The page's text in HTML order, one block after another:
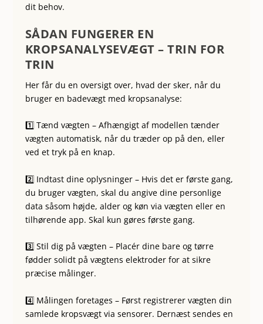
dit behov.
SÅDAN FUNGERER EN
KROPSANALYSEVÆGT – TRIN FOR
TRIN
Her får du en oversigt over, hvad der sker, når du
bruger en badevægt med kropsanalyse:
1️⃣ Tænd vægten – Afhængigt af modellen tænder
vægten automatisk, når du træder op på den, eller
ved et tryk på en knap.
2️⃣ Indtast dine oplysninger – Hvis det er første gang,
du bruger vægten, skal du angive dine personlige
data såsom højde, alder og køn via vægten eller en
tilhørende app. Skal kun gøres første gang.
3️⃣ Stil dig på vægten – Placér dine bare og tørre
fødder solidt på vægtens elektroder for at sikre
præcise målinger.
4️⃣ Målingen foretages – Først registrerer vægten din
samlede kropsvægt via sensorer. Dernæst sendes en